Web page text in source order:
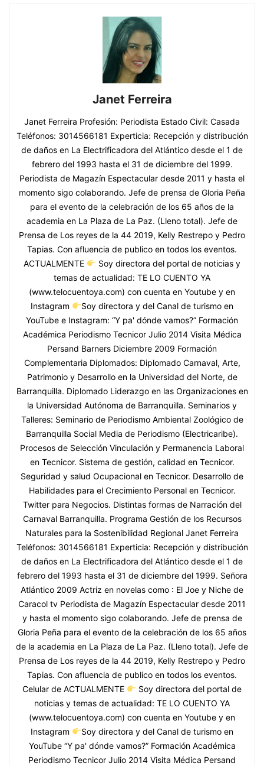
Janet Ferreira
Janet Ferreira Profesión: Periodista Estado Civil: Casada
Teléfonos: 3014566181 Experticia: Recepción y distribución
de daños en La Electrificadora del Atlántico desde el 1 de
febrero del 1993 hasta el 31 de diciembre del 1999.
Periodista de Magazín Espectacular desde 2011 y hasta el
momento sigo colaborando. Jefe de prensa de Gloria Peña
para el evento de la celebración de los 65 años de la
academia en La Plaza de La Paz. (Lleno total). Jefe de
Prensa de Los reyes de la 44 2019, Kelly Restrepo y Pedro
Tapias. Con afluencia de publico en todos los eventos.
ACTUALMENTE
Soy directora del portal de noticias y
temas de actualidad: TE LO CUENTO YA
(www.telocuentoya.com) con cuenta en Youtube y en
Instagram
Soy directora y del Canal de turismo en
YouTube e Instagram: “Y pa' dónde vamos?” Formación
Académica Periodismo Tecnicor Julio 2014 Visita Médica
Persand Barners Diciembre 2009 Formación
Complementaria Diplomados: Diplomado Carnaval, Arte,
Patrimonio y Desarrollo en la Universidad del Norte, de
Barranquilla. Diplomado Liderazgo en las Organizaciones en
la Universidad Autónoma de Barranquilla. Seminarios y
Talleres: Seminario de Periodismo Ambiental Zoológico de
Barranquilla Social Media de Periodismo (Electricaribe).
Procesos de Selección Vinculación y Permanencia Laboral
en Tecnicor. Sistema de gestión, calidad en Tecnicor.
Seguridad y salud Ocupacional en Tecnicor. Desarrollo de
Habilidades para el Crecimiento Personal en Tecnicor.
Twitter para Negocios. Distintas formas de Narración del
Carnaval Barranquilla. Programa Gestión de los Recursos
Naturales para la Sostenibilidad Regional Janet Ferreira
Teléfonos: 3014566181 Experticia: Recepción y distribución
de daños en La Electrificadora del Atlántico desde el 1 de
febrero del 1993 hasta el 31 de diciembre del 1999. Señora
Atlántico 2009 Actriz en novelas como : El Joe y Niche de
Caracol tv Periodista de Magazín Espectacular desde 2011
y hasta el momento sigo colaborando. Jefe de prensa de
Gloria Peña para el evento de la celebración de los 65 años
de la academia en La Plaza de La Paz. (Lleno total). Jefe de
Prensa de Los reyes de la 44 2019, Kelly Restrepo y Pedro
Tapias. Con afluencia de publico en todos los eventos.
Celular de ACTUALMENTE
Soy directora del portal de
noticias y temas de actualidad: TE LO CUENTO YA
(www.telocuentoya.com) con cuenta en Youtube y en
Instagram
Soy directora y del Canal de turismo en
YouTube “Y pa' dónde vamos?” Formación Académica
Periodismo Tecnicor Julio 2014 Visita Médica Persand